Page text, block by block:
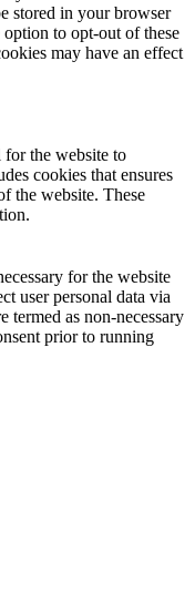
stored in your browser
to opt-out of these
may have an effect
for the website to
cookies that ensures
the website. These
for the website
user personal data via
termed as non-necessary
prior to running